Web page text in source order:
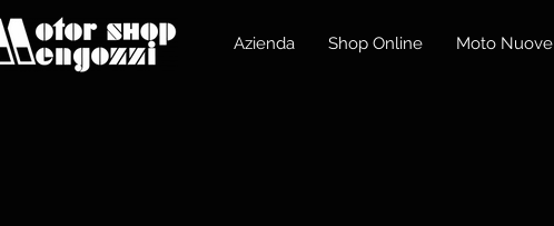
Azienda Shop Online Moto Nuove